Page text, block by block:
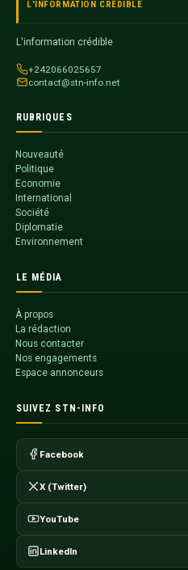
L'INFORMATION CRÉDIBLE
L'information crédible
+242066025657
contact@stn-info.net
RUBRIQUES
Nouveauté
Politique
Economie
International
Société
Diplomatie
Environnement
LE MÉDIA
À propos
La rédaction
Nous contacter
Nos engagements
Espace annonceurs
SUIVEZ STN-INFO
Facebook
X (Twitter)
YouTube
LinkedIn